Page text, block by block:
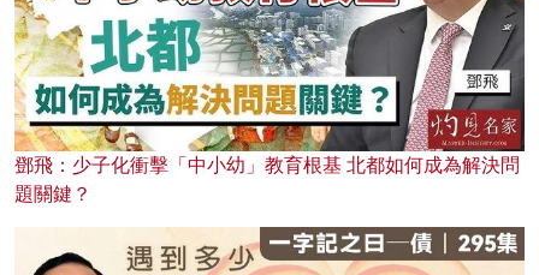
鄧飛：少子化衝擊「中小幼」教育根基 北都如何成為解決問
題關鍵？